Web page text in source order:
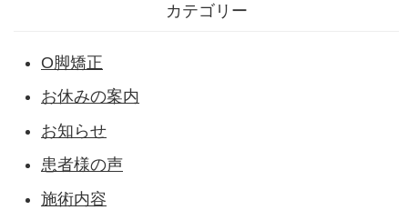
カテゴリー
O脚矯正
お休みの案内
お知らせ
患者様の声
施術内容